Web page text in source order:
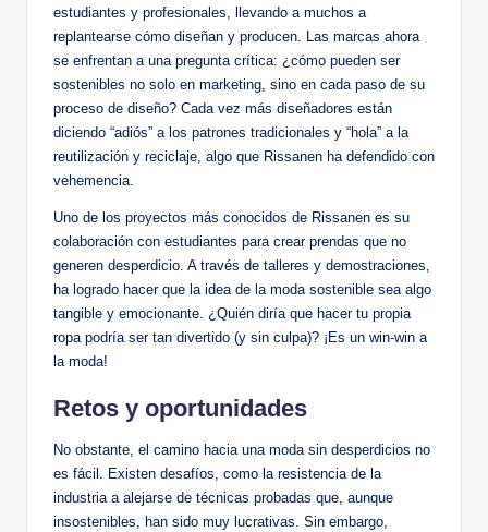
estudiantes y profesionales, llevando a muchos a
replantearse cómo diseñan y producen. Las marcas ahora
se enfrentan a una pregunta crítica: ¿cómo pueden ser
sostenibles no solo en marketing, sino en cada paso de su
proceso de diseño? Cada vez más diseñadores están
diciendo “adiós” a los patrones tradicionales y “hola” a la
reutilización y reciclaje, algo que Rissanen ha defendido con
vehemencia.
Uno de los proyectos más conocidos de Rissanen es su
colaboración con estudiantes para crear prendas que no
generen desperdicio. A través de talleres y demostraciones,
ha logrado hacer que la idea de la moda sostenible sea algo
tangible y emocionante. ¿Quién diría que hacer tu propia
ropa podría ser tan divertido (y sin culpa)? ¡Es un win-win a
la moda!
Retos y oportunidades
No obstante, el camino hacia una moda sin desperdicios no
es fácil. Existen desafíos, como la resistencia de la
industria a alejarse de técnicas probadas que, aunque
insostenibles, han sido muy lucrativas. Sin embargo,